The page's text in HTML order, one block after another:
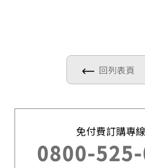
回列表頁
免付費訂購專線
0800-